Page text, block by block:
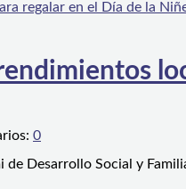
0
de Desarrollo Social y